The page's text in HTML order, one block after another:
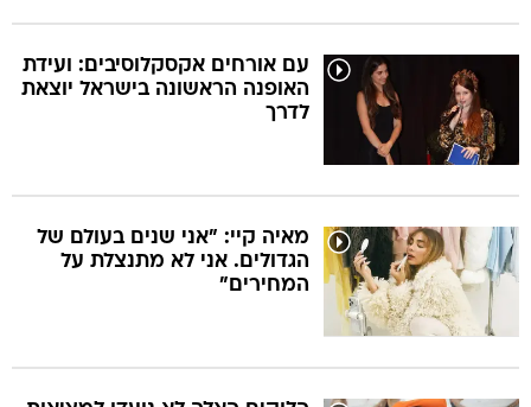
עם אורחים אקסקלוסיבים: ועידת
האופנה הראשונה בישראל יוצאת
לדרך
מאיה קיי: "אני שנים בעולם של
הגדולים. אני לא מתנצלת על
המחירים"